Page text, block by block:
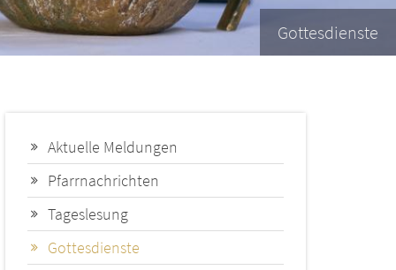
Gottesdienste
Aktuelle Meldungen
Pfarrnachrichten
Tageslesung
Gottesdienste